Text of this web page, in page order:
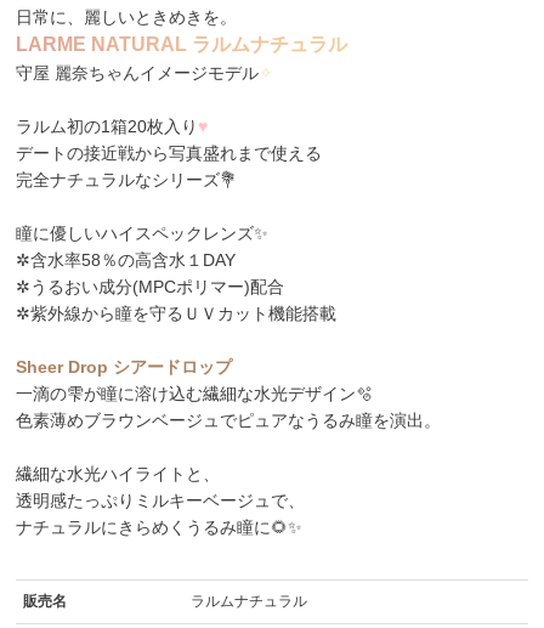
日常に、麗しいときめきを。
LA R M E N ATU RA L ラ ルムナチュラ ル
守屋 麗奈ちゃんイメージモデル✧
ラルム初の1箱20枚入り ♥
デートの接近戦から写真盛れまで使える
完全ナチュラルなシリーズ💐
瞳に優しいハイスペックレンズ✨
✲含水率58％の高含水１DAY
✲うるおい成分(MPCポリマー)配合
✲紫外線から瞳を守るＵＶカット機能搭載
Sheer Drop シアードロップ
一滴の雫が瞳に溶け込む繊細な水光デザイン🫧
色素薄めブラウンベージュでピュアなうるみ瞳を演出。
繊細な水光ハイライトと、
透明感たっぷりミルキーベージュで、
ナチュラルにきらめくうるみ瞳に🌻✨
販売名 ラルムナチュラル